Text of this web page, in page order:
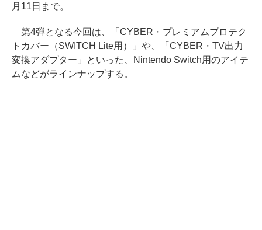
月11日まで。
第4弾となる今回は、「CYBER・プレミアムプロテク
トカバー（SWITCH Lite用）」や、「CYBER・TV出力
変換アダプター」といった、Nintendo Switch用のアイテ
ムなどがラインナップする。